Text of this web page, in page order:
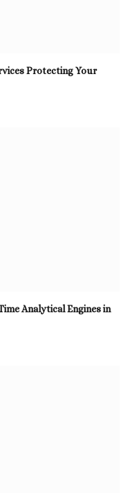
Protecting Your
Analytical Engines in